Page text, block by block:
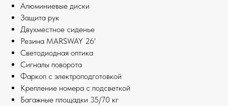
Алюминиевые диски
Защита рук
Двухместное сиденье
Резина MARSWAY 26'
Светодиодная оптика
Сигналы поворота
Фаркоп с электроподготовкой
Крепление номера с подсветкой
Багажные площадки 35/70 кг